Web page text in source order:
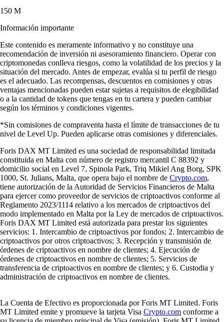
150 M
Información importante
Este contenido es meramente informativo y no constituye una
recomendación de inversión ni asesoramiento financiero. Operar con
criptomonedas conlleva riesgos, como la volatilidad de los precios y la
situación del mercado. Antes de empezar, evalúa si tu perfil de riesgo
es el adecuado. Las recompensas, descuentos en comisiones y otras
ventajas mencionadas pueden estar sujetas a requisitos de elegibilidad
o a la cantidad de tokens que tengas en tu cartera y pueden cambiar
según los términos y condiciones vigentes.
*Sin comisiones de compraventa hasta el límite de transacciones de tu
nivel de Level Up. Pueden aplicarse otras comisiones y diferenciales.
Foris DAX MT Limited es una sociedad de responsabilidad limitada
constituida en Malta con número de registro mercantil C 88392 y
domicilio social en Level 7, Spinola Park, Triq Mikiel Ang Borg, SPK
1000, St. Julians, Malta, que opera bajo el nombre de Crypto.com,
tiene autorización de la Autoridad de Servicios Financieros de Malta
para ejercer como proveedor de servicios de criptoactivos conforme al
Reglamento 2023/1114 relativo a los mercados de criptoactivos del
modo implementado en Malta por la Ley de mercados de criptoactivos.
Foris DAX MT Limited está autorizada para prestar los siguientes
servicios: 1. Intercambio de criptoactivos por fondos; 2. Intercambio de
criptoactivos por otros criptoactivos; 3. Recepción y transmisión de
órdenes de criptoactivos en nombre de clientes; 4. Ejecución de
órdenes de criptoactivos en nombre de clientes; 5. Servicios de
transferencia de criptoactivos en nombre de clientes; y 6. Custodia y
administración de criptoactivos en nombre de clientes.
La Cuenta de Efectivo es proporcionada por Foris MT Limited. Foris
MT Limited emite y promueve la tarjeta Visa Crypto.com conforme a